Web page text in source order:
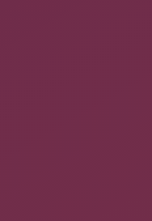
même interface que
similaire à celle